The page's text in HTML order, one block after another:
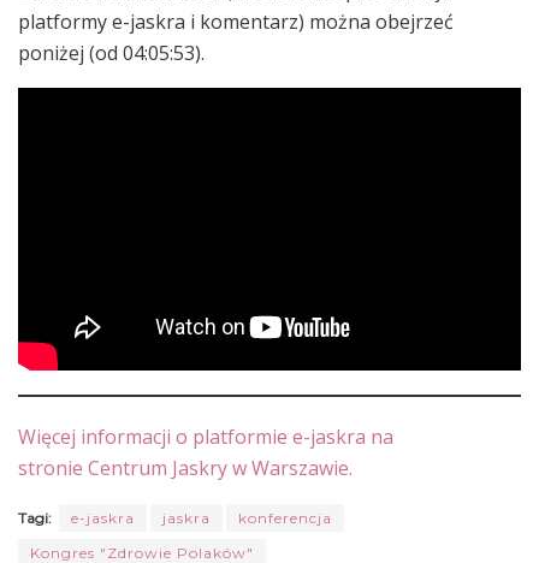
platformy e-jaskra i komentarz) można obejrzeć
poniżej (od 04:05:53).
Więcej informacji o platformie e-jaskra na
stronie Centrum Jaskry w Warszawie.
Tagi: e-jaskra jaskra
konferencja
Kongres "Zdrowie Polaków"